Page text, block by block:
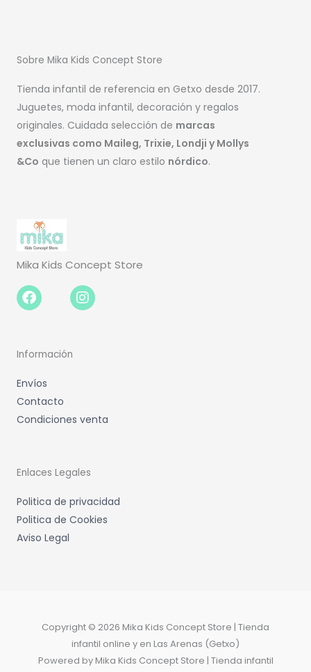
Sobre Mika Kids Concept Store
Tienda infantil de referencia en Getxo desde 2017.
Juguetes, moda infantil, decoración y regalos
originales. Cuidada selección de marcas
exclusivas como Maileg, Trixie, Londji y Mollys
&Co que tienen un claro estilo nórdico.
Mika Kids Concept Store
Facebook-
f
Instagram
Información
Envíos
Contacto
Condiciones venta
Enlaces Legales
Politica de privacidad
Politica de Cookies
Aviso Legal
Copyright © 2026 Mika Kids Concept Store | Tienda
infantil online y en Las Arenas (Getxo)
Powered by Mika Kids Concept Store | Tienda infantil